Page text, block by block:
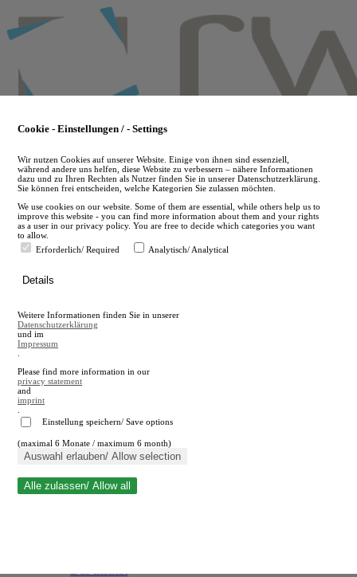
to
main
en
A
A
Suche schließen
Cookie - Einstellungen / - Settings
Wir nutzen Cookies auf unserer Website. Einige von ihnen sind essenziell,
während andere uns helfen, diese Website zu verbessern – nähere Informationen
dazu und zu Ihren Rechten als Nutzer finden Sie in unserer Datenschutzerklärung.
Sie können frei entscheiden, welche Kategorien Sie zulassen möchten.
We use cookies on our website. Some of them are essential, while others help us to
improve this website - you can find more information about them and your rights
as a user in our privacy policy. You are free to decide which categories you want
to allow.
Erforderlich/ Required
Analytisch/ Analytical
Details
Weitere Informationen finden Sie in unserer
Datenschutzerklärung
und im
Impressum
Please find more information in our
privacy statement
and
imprint
Einstellung speichern/ Save options
(maximal 6 Monate / maximum 6 month)
Auswahl erlauben/ Allow selection
Alle zulassen/ Allow all